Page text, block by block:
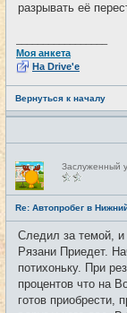
разрывать её
Моя анкета
На Drive'e
Вернуться к началу
Н
е
в
с
е
т
и
Заслуженный
Re: Автопробег в
Следил за темой, и
Рязани Приедет.
потихоньку. При
процентов что на
готов приобрести,